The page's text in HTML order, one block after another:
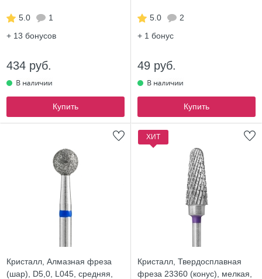
5.0
1
+ 13 бонусов
434 руб.
Купить
5.0
2
+ 1 бонус
49 руб.
Купить
Кристалл, Алмазная фреза
(шар), D5,0, L045, средняя,
ХИТ
Кристалл, Твердосплавная
фреза 23360 (конус), мелкая,